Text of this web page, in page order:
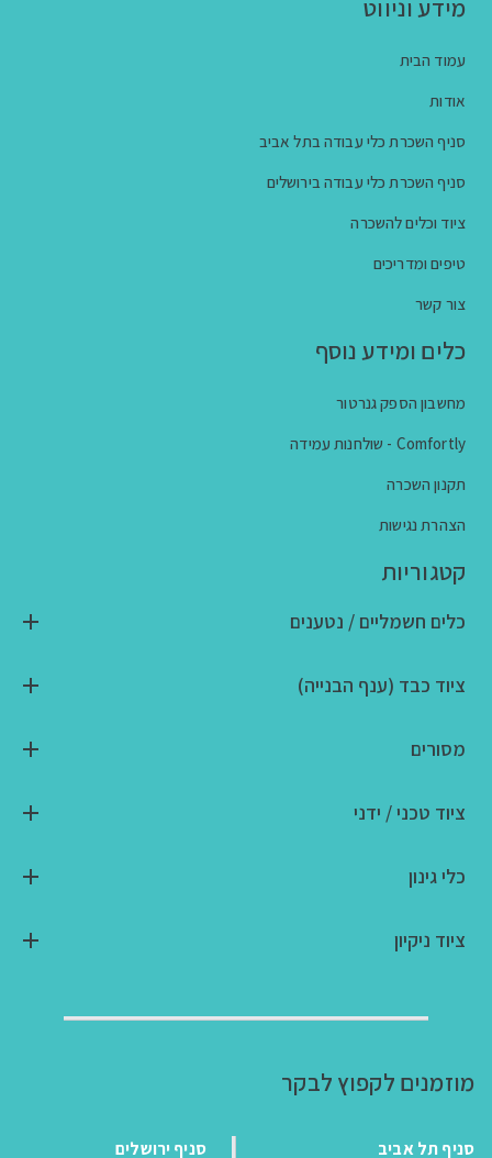
מידע וניווט
עמוד הבית
אודות
סניף השכרת כלי עבודה בתל אביב
סניף השכרת כלי עבודה בירושלים
ציוד וכלים להשכרה
טיפים ומדריכים
צור קשר
כלים ומידע נוסף
מחשבון הספק גנרטור
Comfortly - שולחנות עמידה
תקנון השכרה
הצהרת נגישות
קטגוריות
כלים חשמליים / נטענים
ציוד כבד (ענף הבנייה)
מסורים
ציוד טכני / ידני
כלי גינון
ציוד ניקיון
מוזמנים לקפוץ לבקר
סניף תל אביב סניף ירושלים